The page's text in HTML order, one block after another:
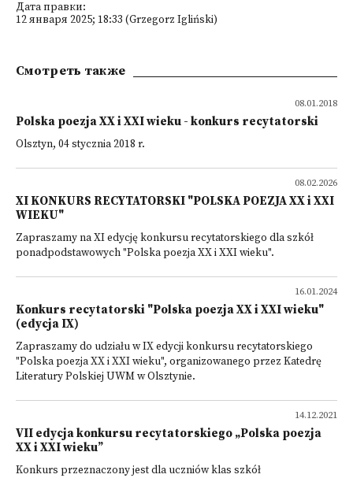
Дата правки:
12 января 2025; 18:33 (Grzegorz Igliński)
Смотреть также
08.01.2018
Polska poezja XX i XXI wieku - konkurs recytatorski
Olsztyn, 04 stycznia 2018 r.
08.02.2026
XI KONKURS RECYTATORSKI "POLSKA POEZJA XX i XXI
WIEKU"
Zapraszamy na XI edycję konkursu recytatorskiego dla szkół
ponadpodstawowych "Polska poezja XX i XXI wieku".
16.01.2024
Konkurs recytatorski "Polska poezja XX i XXI wieku"
(edycja IX)
Zapraszamy do udziału w IX edycji konkursu recytatorskiego
"Polska poezja XX i XXI wieku", organizowanego przez Katedrę
Literatury Polskiej UWM w Olsztynie.
14.12.2021
VII edycja konkursu recytatorskiego „Polska poezja
XX i XXI wieku”
Konkurs przeznaczony jest dla uczniów klas szkół